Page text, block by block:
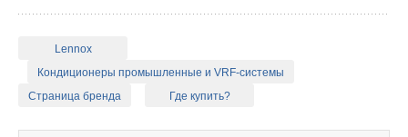
Lennox
Кондиционеры промышленные и VRF-системы
Страница бренда
Где купить?